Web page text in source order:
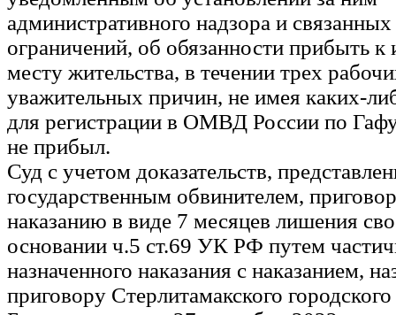
административного надзора и
ограничений, об обязанности прибыть
месту жительства, в течении трех
уважительных причин, не имея каких-
для регистрации в ОМВД России по
не прибыл.
Суд с учетом доказательств,
государственным обвинителем,
наказанию в виде 7 месяцев лишения
основании ч.5 ст.69 УК РФ путем
назначенного наказания с наказанием,
приговору Стерлитамакского